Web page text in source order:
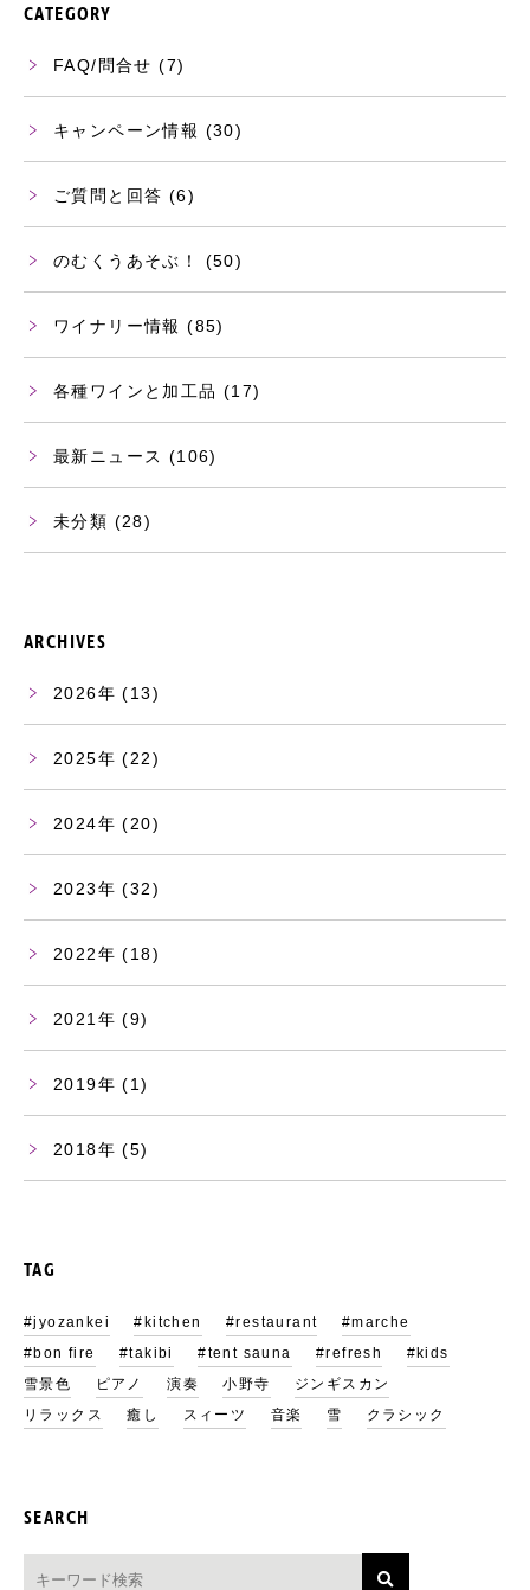
CATEGORY
FAQ/問合せ (7)
キャンペーン情報 (30)
ご質問と回答 (6)
のむくうあそぶ！ (50)
ワイナリー情報 (85)
各種ワインと加工品 (17)
最新ニュース (106)
未分類 (28)
ARCHIVES
2026 (13)
2025 (22)
2024 (20)
2023 (32)
2022 (18)
2021 (9)
2019 (1)
2018 (5)
TAG
#jyozankei #kitchen #restaurant
#marche
#bon fire
#takibi #tent sauna #refresh
#kids
雪景色
ピアノ 演奏 小野寺
ジンギスカン
リラックス
癒し スィーツ 音楽 雪 クラシック
SEARCH